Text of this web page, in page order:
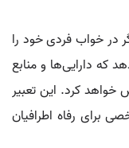
در خواب فردی خود را
که دارایی‌ها و منابع
خواهد کرد. این تعبیر
برای رفاه اطرافیان